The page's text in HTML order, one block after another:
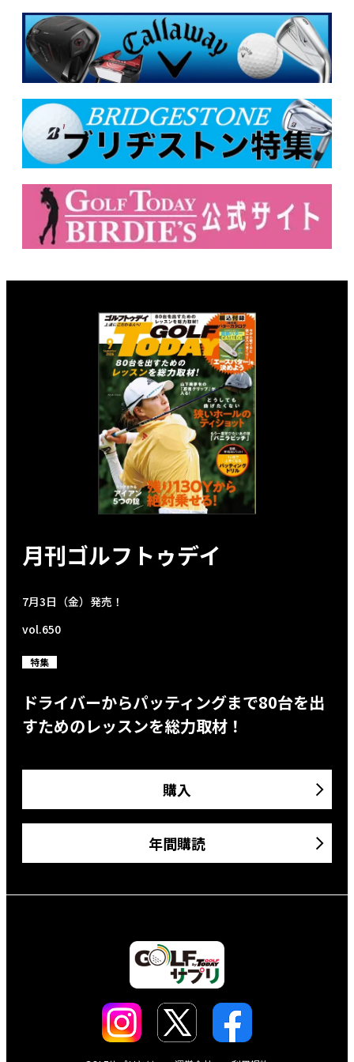
月刊ゴルフトゥデイ
7月3日（金）発売！
vol.650
特集
ドライバーからパッティングまで80台を出
すためのレッスンを総力取材！
購入
年間購読